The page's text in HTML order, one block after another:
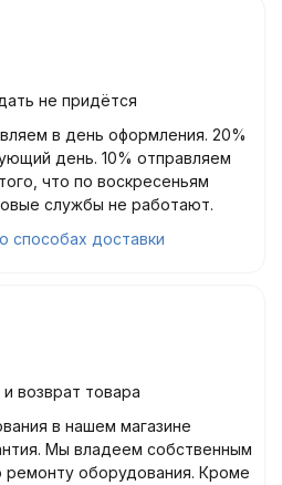
не придётся
в день оформления. 20%
день. 10% отправляем
что по воскресеньям
службы не работают.
способах доставки
и возврат товара
в нашем магазине
Мы владеем собственным
оборудования. Кроме